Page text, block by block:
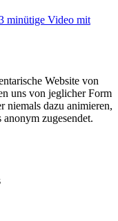
minütige Video mit
Website von
uns von jeglicher Form
niemals dazu animieren,
zugesendet.